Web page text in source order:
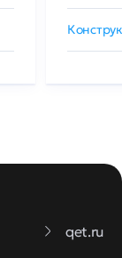
qet.ru